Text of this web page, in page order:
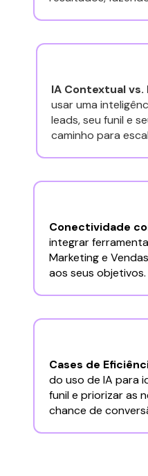
IA Contextual vs.
usar uma
leads, seu funil e
caminho para
Conectividade
integrar
Marketing e
aos seus objetivos.
Cases de
do uso de IA para
funil e priorizar as
chance de